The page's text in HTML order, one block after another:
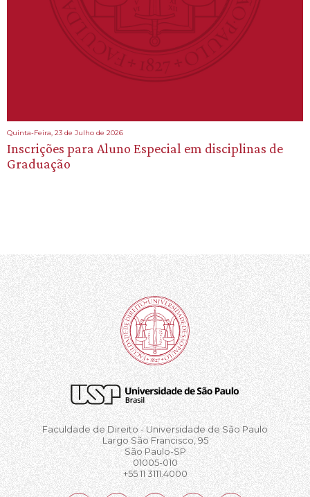
Quinta-Feira, 23 de Julho de 2026
Inscrições para Aluno Especial em disciplinas de
Graduação
Faculdade de Direito - Universidade de São Paulo
Largo São Francisco, 95
São Paulo-SP
01005-010
+55 11 3111.4000